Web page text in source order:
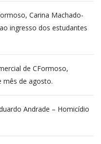
Carina Machado-
ingresso dos estudantes
de CFormoso,
mês de agosto.
Andrade – Homicídio